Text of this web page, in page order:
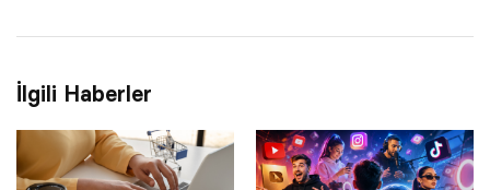
İlgili Haberler